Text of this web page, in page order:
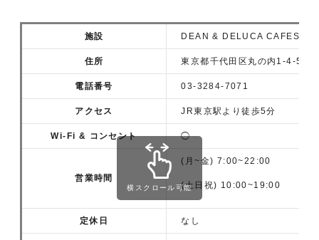
施設 DEAN & DELUCA CAFES 丸
住所 東京都千代田区丸の内1-4-5 三
電話番号 03-3284-7071
アクセス JR東京駅より徒歩5分
Wi-Fi & コンセント ◯
営業時間
(月~金) 7:00~22:00
(土日祝) 10:00~19:00
定休日 なし
横スクロール可能